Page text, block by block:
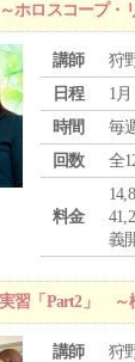
ホロスコープ・
講師
狩
日程
1
時間
毎
回数
全
料金
義
習「Part2」 ～
講師
狩